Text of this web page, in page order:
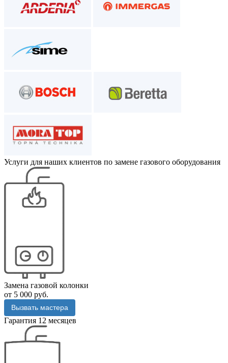
Услуги для наших клиентов по замене газового оборудования
Замена газовой колонки
от 5 000 руб.
Вызвать мастера
Гарантия 12 месяцев